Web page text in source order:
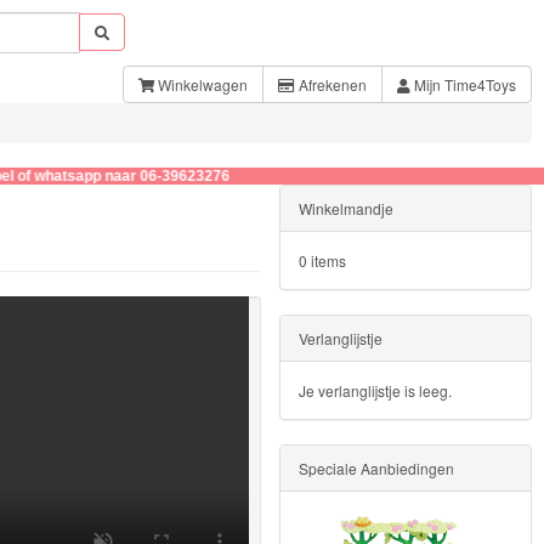
Winkelwagen Afrekenen Mijn Time4Toys
naar 06-39623276
Winkelmandje
0 items
Verlanglijstje
Je verlanglijstje is leeg.
Speciale Aanbiedingen